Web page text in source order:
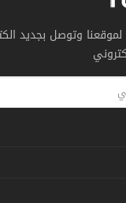
لموقعنا وتوصل بجديد